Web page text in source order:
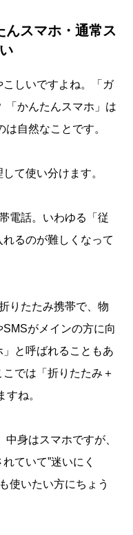
んスマホ・通常ス
しいですよね。「ガ
「かんたんスマホ」は
自然なことです。
て使い分けます。
電話。いわゆる「従
るのが難しくなって
りたたみ携帯で、物
がメインの方に向
と呼ばれることもあ
では「折りたたみ＋
ね。
中身はスマホですが、
ていて”迷いにく
使いたい方にちょう